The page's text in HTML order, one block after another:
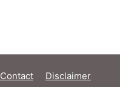
Contact
Disclaimer